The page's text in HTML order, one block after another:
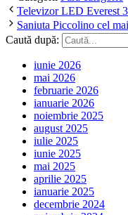
Televizor LED Everest
Saniuta Piccolino cel
Caută după:
iunie 2026
mai 2026
februarie 2026
ianuarie 2026
noiembrie 2025
august 2025
iulie 2025
iunie 2025
mai 2025
aprilie 2025
ianuarie 2025
decembrie 2024